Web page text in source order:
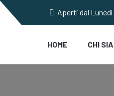
Aperti dal
HOME CHI